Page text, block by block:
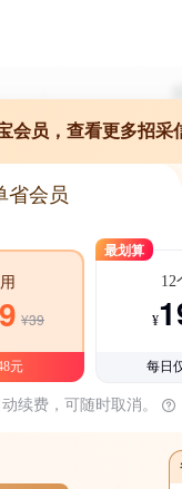
会员，查看更多招采
省会员
¥39
元
最划算
12
¥
每日
续费，可随时取消。